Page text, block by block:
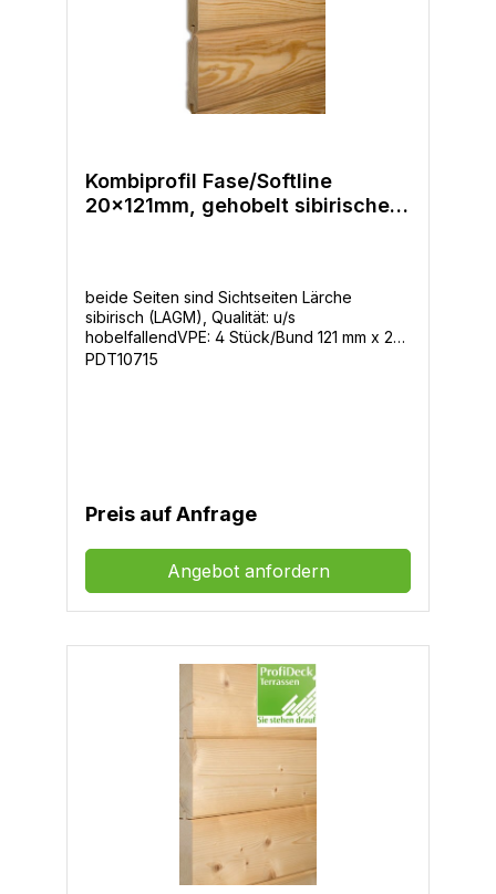
Kombiprofil Fase/Softline
20x121mm, gehobelt sibirische
beide Seiten sind Sichtseiten Lärche
sibirisch (LAGM), Qualität: u/s
hobelfallendVPE: 4 Stück/Bund 121 mm x 20
mm Längen 3-4-5,1m
PDT10715
Preis auf Anfrage
Angebot anfordern